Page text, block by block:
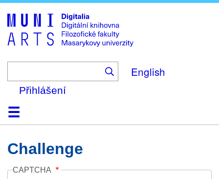
to
main
content
English
Přihlášení
DomůKolekce
Prohlížení
Vyhledávání
O platformě
Nápověda
KontaktDigitalia
Challenge
CAPTCHA